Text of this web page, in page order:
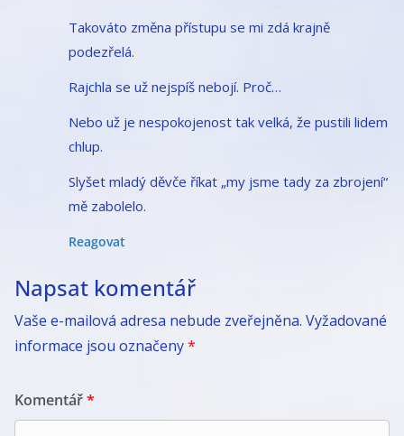
Takováto změna přístupu se mi zdá krajně
podezřelá.
Rajchla se už nejspíš nebojí. Proč…
Nebo už je nespokojenost tak velká, že pustili lidem
chlup.
Slyšet mladý děvče říkat „my jsme tady za zbrojení“
mě zabolelo.
Reagovat
Napsat komentář
Vaše e-mailová adresa nebude zveřejněna. Vyžadované
informace jsou označeny*
Komentář*